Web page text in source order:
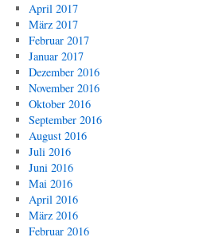
April 2017
März 2017
Februar 2017
Januar 2017
Dezember 2016
November 2016
Oktober 2016
September 2016
August 2016
Juli 2016
Juni 2016
Mai 2016
April 2016
März 2016
Februar 2016